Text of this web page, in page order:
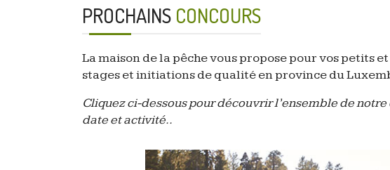
PROCHAINS CONCOURS
La maison de la pêche vous propose pour vos petits
stages et initiations de qualité en province du
Cliquez ci-dessous pour découvrir l’ensemble de
date et activité..